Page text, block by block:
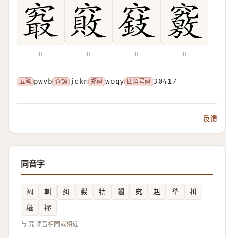
𥧖 𥨇 𥨓 𥨶
五笔 pwvb 仓颉 jckn 郑码 woqy 四角号码 30417
反馈
同音字
阄 䡂 纠 鬏 牞 鬮 䆒 赳 揫
㧃
稵
摎
与 究 读音相同或相近